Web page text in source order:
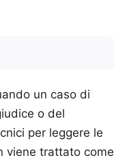
un caso di
o del
per leggere le
viene trattato come